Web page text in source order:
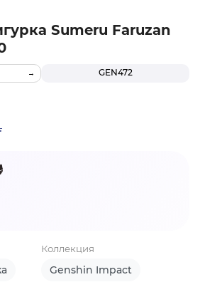
Sumeru Faruzan
GEN472
Коллекция
Genshin Impact